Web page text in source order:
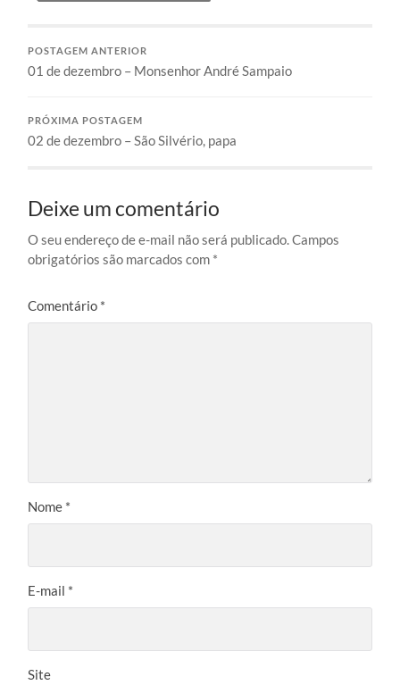
POSTAGEM ANTERIOR
01 de dezembro – Monsenhor André Sampaio
PRÓXIMA POSTAGEM
02 de dezembro – São Silvério, papa
Deixe um comentário
O seu endereço de e-mail não será publicado.Campos
obrigatórios são marcados com *
Comentário *
Nome *
E-mail *
Site